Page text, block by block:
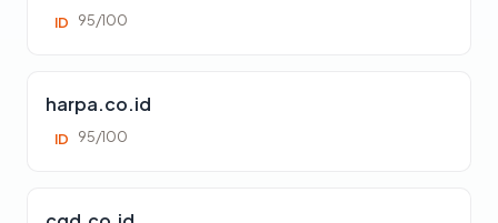
ID 95/100
harpa.co.id
ID 95/100